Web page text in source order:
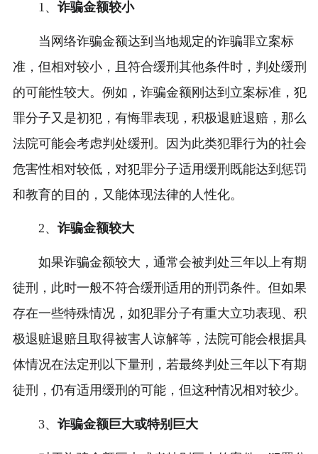
1、 诈骗金额较小
当网络诈骗金额达到当地规定的诈骗罪立案标
准，但相对较小，且符合缓刑其他条件时，判处缓刑
的可能性较大。例如，诈骗金额刚达到立案标准，犯
罪分子又是初犯，有悔罪表现，积极退赃退赔，那么
法院可能会考虑判处缓刑。因为此类犯罪行为的社会
危害性相对较低，对犯罪分子适用缓刑既能达到惩罚
和教育的目的，又能体现法律的人性化。
2、 诈骗金额较大
如果诈骗金额较大，通常会被判处三年以上有期
徒刑，此时一般不符合缓刑适用的刑罚条件。但如果
存在一些特殊情况，如犯罪分子有重大立功表现、积
极退赃退赔且取得被害人谅解等，法院可能会根据具
体情况在法定刑以下量刑，若最终判处三年以下有期
徒刑，仍有适用缓刑的可能，但这种情况相对较少。
3、 诈骗金额巨大或特别巨大